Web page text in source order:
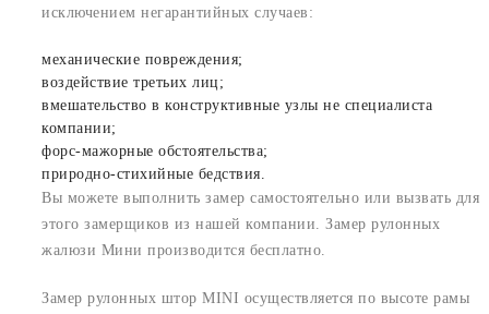
исключением негарантийных случаев:
механические повреждения;
воздействие третьих лиц;
вмешательство в конструктивные узлы не специалиста
компании;
форс-мажорные обстоятельства;
природно-стихийные бедствия.
Вы можете выполнить замер самостоятельно или вызвать для
этого замерщиков из нашей компании. Замер рулонных
жалюзи Мини производится бесплатно.
Замер рулонных штор MINI осуществляется по высоте рамы